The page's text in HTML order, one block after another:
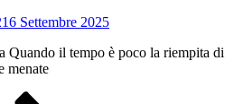
16 Settembre 2025
Quando il tempo è poco la riempita di
menate